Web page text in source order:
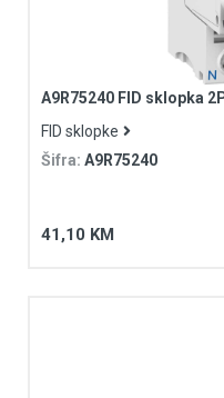
A9R75240 FID sklopka
FID sklopke
Šifra: A9R75240
41,10 KM